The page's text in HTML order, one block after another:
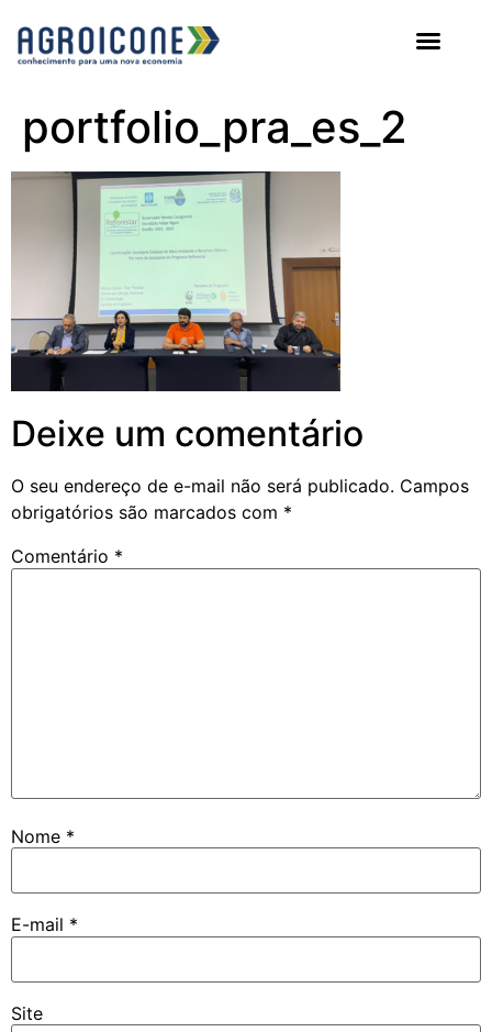
portfolio_pra_es_2
Deixe um comentário
O seu endereço de e-mail não será publicado. Campos
obrigatórios são marcados com *
Comentário *
Nome *
E-mail *
Site